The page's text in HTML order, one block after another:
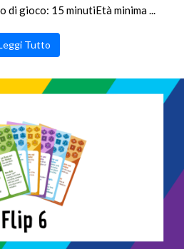
gioco: 15 minutiEtà minima ...
Tutto